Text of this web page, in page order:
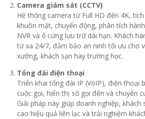
Camera giám sát (CCTV)
Hệ thống camera từ Full HD đến 4K,
khuôn mặt, chuyển động, phân tích
NVR và ổ cứng lưu trữ dài hạn. Khách
từ xa 24/7, đảm bảo an ninh tối ưu cho
xưởng, khách sạn hay trường học.
Tổng đài điện thoại
Triển khai tổng đài IP (VoIP), điện thoại
cuộc gọi, hiển thị số gọi đến và chuyển
Giải pháp này giúp doanh nghiệp, khách
cao hiệu quả liên lạc và trải nghiệm